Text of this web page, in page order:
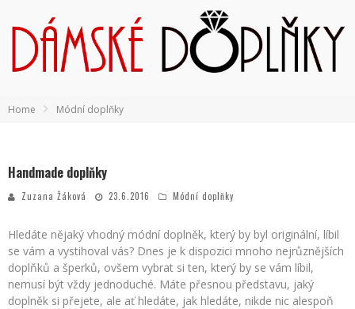
Home Módní doplňky
Handmade doplňky
Zuzana Žáková 23.6.2016 Módní doplňky
Hledáte nějaký vhodný módní doplněk, který by byl originální, líbil
se vám a vystihoval vás? Dnes je k dispozici mnoho nejrůznějších
doplňků a šperků, ovšem vybrat si ten, který by se vám líbil,
nemusí být vždy jednoduché. Máte přesnou představu, jaký
doplněk si přejete, ale ať hledáte, jak hledáte, nikde nic alespoň